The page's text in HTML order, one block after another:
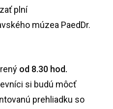
plní
múzea PaedDr.
od 8.30 hod.
si budú môcť
prehliadku so